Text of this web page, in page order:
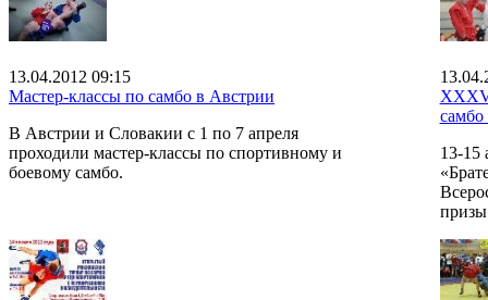
13.04.2012 09:15
Мастер-классы по самбо в Австрии
В Австрии и Словакии с 1 по 7 апреля
проходили мастер-классы по спортивному и
боевому самбо.
самбо
13-15
призы